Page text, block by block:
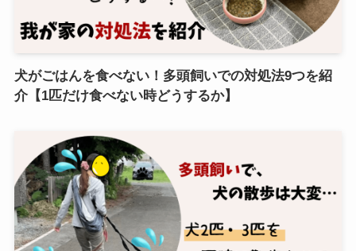
犬がごはんを食べない！多頭飼いでの対処法9つを紹
介【1匹だけ食べない時どうするか】